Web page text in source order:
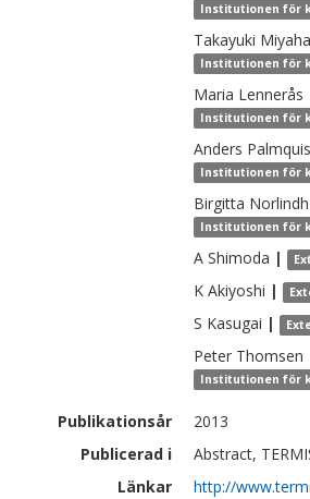
Institutionen för
Takayuki
Institutionen för
Maria Lennerås
Institutionen för
Anders
Institutionen för
Birgitta Norlindh
Institutionen för
A Shimoda |
K Akiyoshi |
S Kasugai |
Peter Thomsen
Institutionen för
Publikationsår
2013
Publicerad i
Abstract,
Länkar
http://